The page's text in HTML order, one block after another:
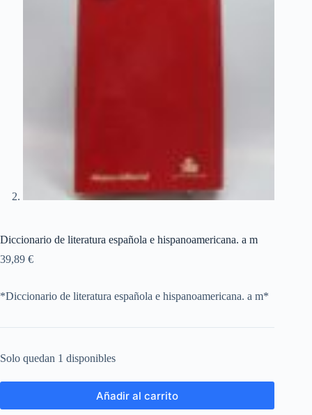
Diccionario de literatura española e hispanoamericana. a m
39,89 €
*Diccionario de literatura española e hispanoamericana. a m*
Solo quedan 1 disponibles
Añadir al carrito